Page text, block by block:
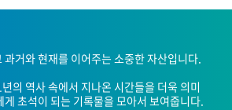
로 보는 연구 역사
연구자들
과거와 현재를 이어주는 소중한 자산입니다.
의 역사 속에서 지나온 시간들을 더욱 의미
게 초석이 되는 기록물을 모아서 보여줍니다.